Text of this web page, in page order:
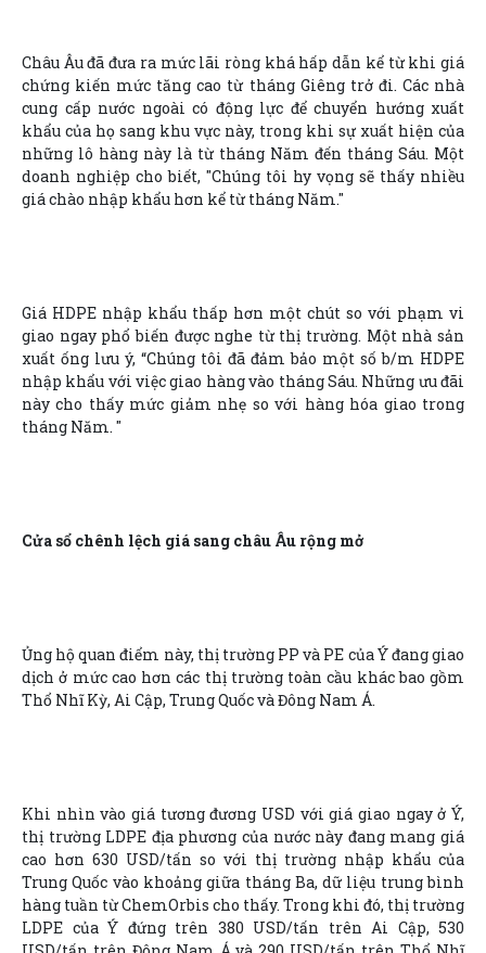
Châu Âu đã đưa ra mức lãi ròng khá hấp dẫn kể từ khi giá
chứng kiến mức tăng cao từ tháng Giêng trở đi. Các nhà
cung cấp nước ngoài có động lực để chuyển hướng xuất
khẩu của họ sang khu vực này, trong khi sự xuất hiện của
những lô hàng này là từ tháng Năm đến tháng Sáu. Một
doanh nghiệp cho biết, "Chúng tôi hy vọng sẽ thấy nhiều
giá chào nhập khẩu hơn kể từ tháng Năm."
Giá HDPE nhập khẩu thấp hơn một chút so với phạm vi
giao ngay phổ biến được nghe từ thị trường. Một nhà sản
xuất ống lưu ý, “Chúng tôi đã đảm bảo một số b/m HDPE
nhập khẩu với việc giao hàng vào tháng Sáu. Những ưu đãi
này cho thấy mức giảm nhẹ so với hàng hóa giao trong
tháng Năm. "
Cửa sổ chênh lệch giá sang châu Âu rộng mở
Ủng hộ quan điểm này, thị trường PP và PE của Ý đang giao
dịch ở mức cao hơn các thị trường toàn cầu khác bao gồm
Thổ Nhĩ Kỳ, Ai Cập, Trung Quốc và Đông Nam Á.
Khi nhìn vào giá tương đương USD với giá giao ngay ở Ý,
thị trường LDPE địa phương của nước này đang mang giá
cao hơn 630 USD/tấn so với thị trường nhập khẩu của
Trung Quốc vào khoảng giữa tháng Ba, dữ liệu trung bình
hàng tuần từ ChemOrbis cho thấy. Trong khi đó, thị trường
LDPE của Ý đứng trên 380 USD/tấn trên Ai Cập, 530